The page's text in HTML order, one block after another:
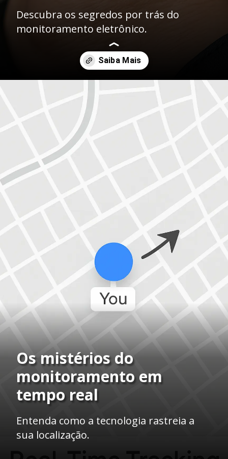
Descubra os segredos por trás do
monitoramento eletrônico.
https://ademilsoncs.adv.br/
Os mistérios do
monitoramento em
tempo real
Entenda como a tecnologia rastreia a
sua localização.